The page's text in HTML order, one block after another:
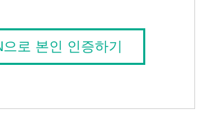
로 본인 인증하기